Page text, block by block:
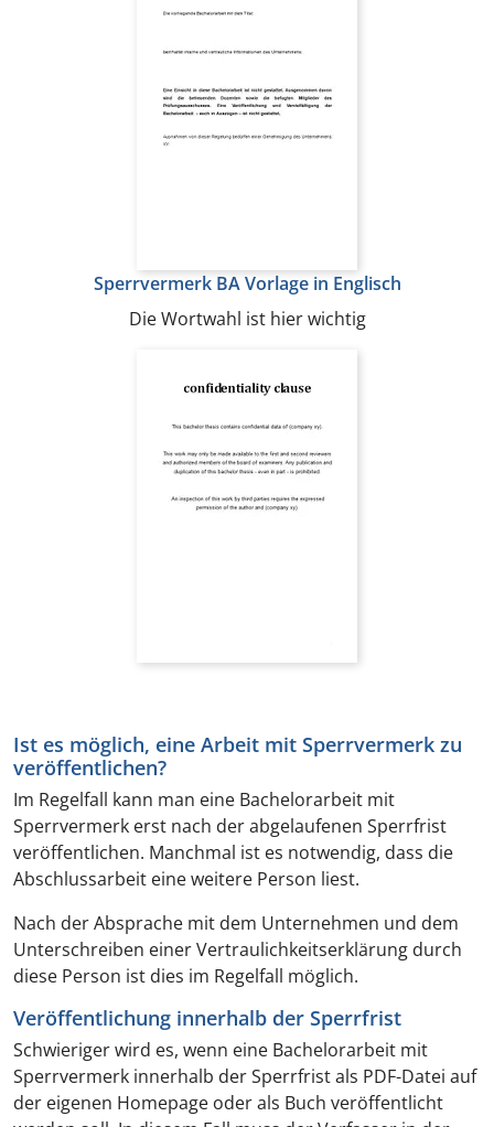
Sperrvermerk BA Vorlage in Englisch
Die Wortwahl ist hier wichtig
Ist es möglich, eine Arbeit mit Sperrvermerk zu
veröffentlichen?
Im Regelfall kann man eine Bachelorarbeit mit
Sperrvermerk erst nach der abgelaufenen Sperrfrist
veröffentlichen. Manchmal ist es notwendig, dass die
Abschlussarbeit eine weitere Person liest.
Nach der Absprache mit dem Unternehmen und dem
Unterschreiben einer Vertraulichkeitserklärung durch
diese Person ist dies im Regelfall möglich.
Veröffentlichung innerhalb der Sperrfrist
Schwieriger wird es, wenn eine Bachelorarbeit mit
Sperrvermerk innerhalb der Sperrfrist als PDF-Datei auf
der eigenen Homepage oder als Buch veröffentlicht